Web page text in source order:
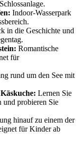
Indoor-Wasserpark
in die Geschichte und
Romantische
für
rund um den See mit
Lernen Sie
und probieren Sie
hinauf zu einem der
für Kinder ab